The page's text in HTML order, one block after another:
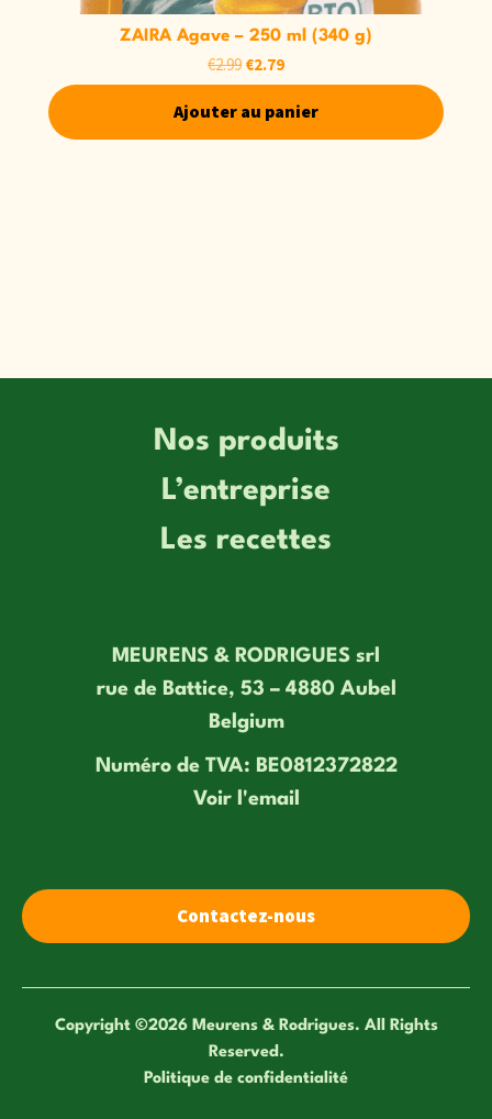
ZAIRA Agave – 250 ml (340 g)
€2.99 €2.79
Ajouter au panier
Contactez-nous
Nos produits
L’entreprise
Les recettes
MEURENS & RODRIGUES srl
rue de Battice, 53 – 4880 Aubel
Belgium
Numéro de TVA: BE0812372822
Voir l'email
Copyright ©2026 Meurens & Rodrigues. All Rights
Reserved.
Politique de confidentialité